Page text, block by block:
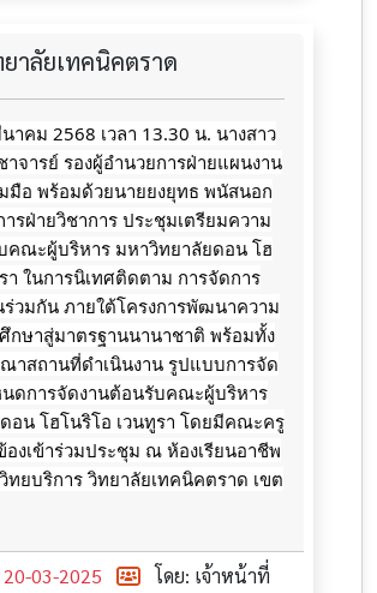
ยาลัยเทคนิคตราด
าคม 2568 เวลา 13.30 น. นางสาว
จารย์ รองผู้อำนวยการฝ่ายแผนงาน
มือ พร้อมด้วยนายยงยุทธ พนัสนอก
ารฝ่ายวิชาการ ประชุมเตรียมความ
คณะผู้บริหาร มหาวิทยาลัยดอน โฮ
า ในการนิเทศติดตาม การจัดการ
ร่วมกัน ภายใต้โครงการพัฒนาความ
กษาสู่มาตรฐานนานาชาติ พร้อมทั้ง
าสถานที่ดำเนินงาน รูปแบบการจัด
นดการจัดงานต้อนรับคณะผู้บริหาร
อน โฮโนริโอ เวนทูรา โดยมีคณะครู
องเข้าร่วมประชุม ณ ห้องเรียนอาชีพ
ทยบริการ วิทยาลัยเทคนิคตราด เขต
20-03-2025 โดย: เจ้าหน้าที่